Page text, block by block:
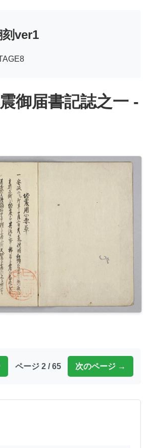
ver1
御届書記誌之一 -
ページ 2 / 65 次のページ →